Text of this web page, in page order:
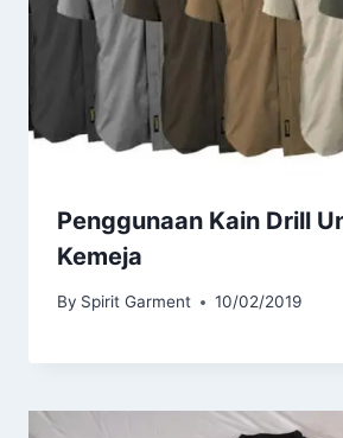
Penggunaan Kain Drill
Kemeja
By Spirit Garment 10/02/2019